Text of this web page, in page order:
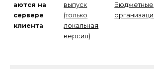
аются на
сервере
клиента
выпуск
(только
локальная
версия)
Бюджетные